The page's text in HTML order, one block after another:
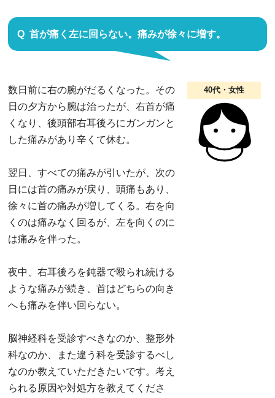
首が痛く左に回らない。痛みが徐々に増す。
40代・女性
数日前に右の腕がだるくなった。その
日の夕方から腕は治ったが、右首が痛
くなり、後頭部右耳後ろにガンガンと
した痛みがあり辛くて休む。
翌日、すべての痛みが引いたが、次の
日には首の痛みが戻り、頭痛もあり、
徐々に首の痛みが増してくる。右を向
くのは痛みなく回るが、左を向くのに
は痛みを伴った。
夜中、右耳後ろを鈍器で殴られ続ける
ような痛みが続き、首はどちらの向き
へも痛みを伴い回らない。
脳神経科を受診すべきなのか、整形外
科なのか、また違う科を受診するべし
なのか教えていただきたいです。考え
られる原因や対処方を教えてくださ